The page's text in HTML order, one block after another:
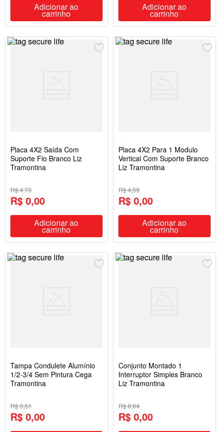
Adicionar ao
carrinho
Adicionar ao
carrinho
Placa 4X2 Saída Com
Suporte Fio Branco Liz
Tramontina
R$ 4,73
R$ 0,00
Adicionar ao
carrinho
Placa 4X2 Para 1 Modulo
Vertical Com Suporte Branco
Liz Tramontina
R$ 4,59
R$ 0,00
Adicionar ao
carrinho
Tampa Condulete Alumínio
1/2-3/4 Sem Pintura Cega
Tramontina
R$ 3,51
R$ 0,00
Conjunto Montado 1
Interruptor Simples Branco
Liz Tramontina
R$ 8,64
R$ 0,00